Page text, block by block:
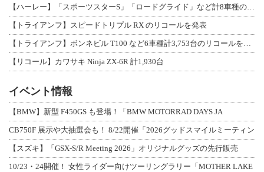
【ハーレー】「スポーツスターS」「ロードグライド」など計8車種のリコールを発表
【トライアンフ】スピードトリプル RX のリコールを発表
【トライアンフ】ボンネビル T100 など6車種計3,753台のリコールを発表
【リコール】カワサキ Ninja ZX-6R 計1,930台
イベント情報
【BMW】新型 F450GS も登場！「BMW MOTORRAD DAYS JA
CB750F 展示や大抽選会も！ 8/22開催「2026グッドスマイルミーティン
【スズキ】「GSX-S/R Meeting 2026」オリジナルグッズの先行販売
10/23・24開催！ 女性ライダー向けツーリングラリー「MOTHER LAKE